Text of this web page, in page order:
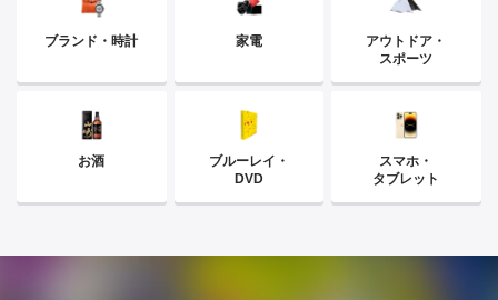
ブランド・時計 家電
アウトドア・
スポーツ
お酒
ブルーレイ・
DVD
スマホ・
タブレット